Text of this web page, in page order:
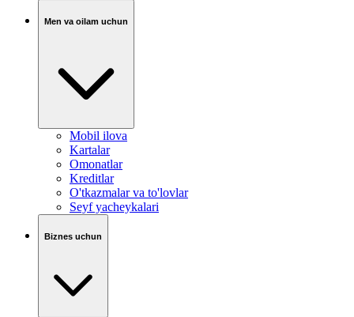
Men va oilam uchun
Mobil ilova
Kartalar
Omonatlar
Kreditlar
O'tkazmalar va to'lovlar
Seyf yacheykalari
Biznes uchun